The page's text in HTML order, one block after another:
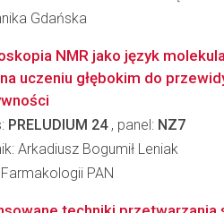
Gdańska
NMR jako język
uczeniu głębokim do
PRELUDIUM 24, panel: NZ7
Arkadiusz Bogumił Leniak
PAN